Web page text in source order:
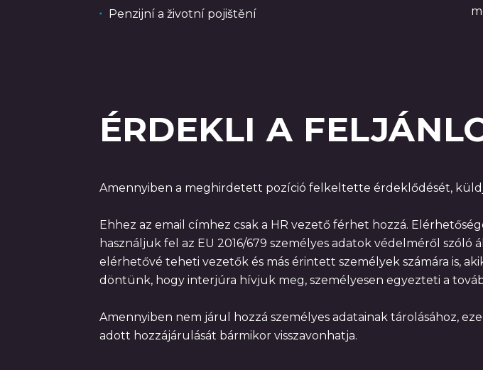
Penzijní a životní pojištění
ÉRDEKLI A
Amennyiben a meghirdetett pozíció felkeltette érdeklődését,
Ehhez az email címhez csak a HR vezető férhet hozzá.
használjuk fel az EU 2016/679 személyes adatok védelméről
elérhetővé teheti vezetők és más érintett személyek számára is,
döntünk, hogy interjúra hívjuk meg, személyesen egyezteti a
Amennyiben nem járul hozzá személyes adatainak tárolásához,
adott hozzájárulását bármikor visszavonhatja.